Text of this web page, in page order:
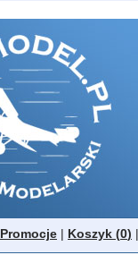
Promocje | Koszyk (0) |